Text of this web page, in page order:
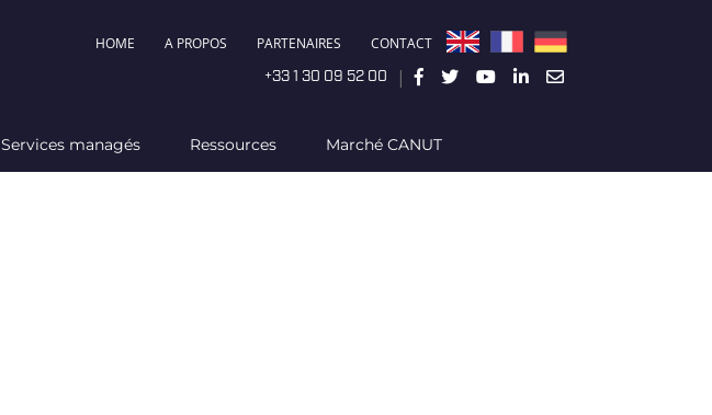
HOME A PROPOS PARTENAIRES CONTACT
+33 1 30 09 52 00 |
Services managés Ressources Marché CANUT